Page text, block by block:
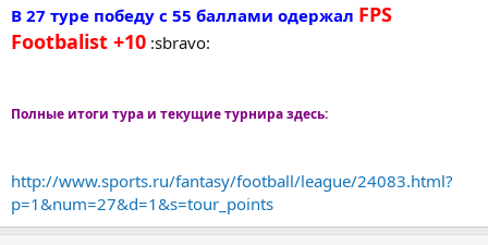
В 27 туре победу с 55 баллами одержал FPS
Footbalist +10 :sbravo:
Полные итоги тура и текущие турнира здесь:
http://www.sports.ru/fantasy/football/league/24083.html?
p=1&num=27&d=1&s=tour_points